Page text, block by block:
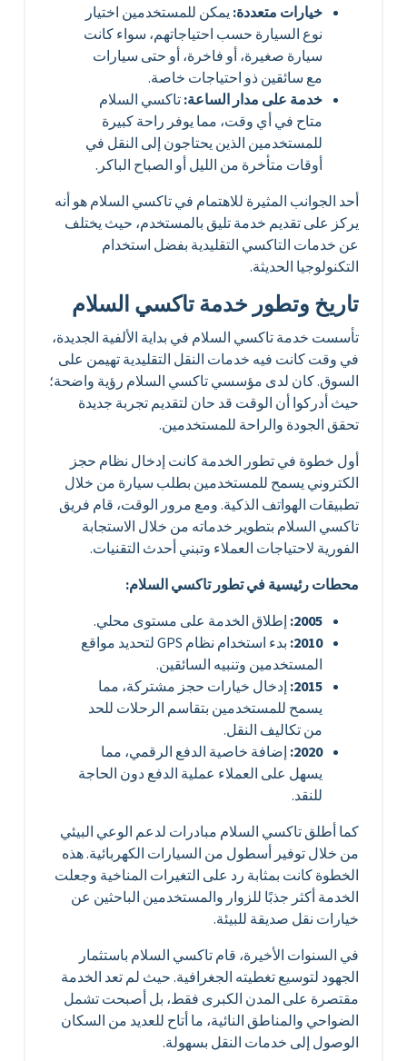
خيارات متعددة:يمكن للمستخدمين اختيار
نوع السيارة حسب احتياجاتهم، سواء كانت
سيارة صغيرة، أو فاخرة، أو حتى سيارات
مع سائقين ذو احتياجات خاصة.
خدمة على مدار الساعة:تاكسي السلام
متاح في أي وقت، مما يوفر راحة كبيرة
للمستخدمين الذين يحتاجون إلى النقل في
أوقات متأخرة من الليل أو الصباح الباكر.
أحد الجوانب المثيرة للاهتمام في تاكسي السلام هو أنه
يركز على تقديم خدمة تليق بالمستخدم، حيث يختلف
عن خدمات التاكسي التقليدية بفضل استخدام
التكنولوجيا الحديثة.
تاريخ وتطور خدمة تاكسي السلام
تأسست خدمة تاكسي السلام في بداية الألفية الجديدة،
في وقت كانت فيه خدمات النقل التقليدية تهيمن على
السوق. كان لدى مؤسسي تاكسي السلام رؤية واضحة؛
حيث أدركوا أن الوقت قد حان لتقديم تجربة جديدة
تحقق الجودة والراحة للمستخدمين.
أول خطوة في تطور الخدمة كانت إدخال نظام حجز
الكتروني يسمح للمستخدمين بطلب سيارة من خلال
تطبيقات الهواتف الذكية. ومع مرور الوقت، قام فريق
تاكسي السلام بتطوير خدماته من خلال الاستجابة
الفورية لاحتياجات العملاء وتبني أحدث التقنيات.
محطات رئيسية في تطور تاكسي السلام:
2005: إطلاق الخدمة على مستوى محلي.
2010:
بدء استخدام نظام GPS لتحديد مواقع
المستخدمين وتنبيه السائقين.
2015: إدخال خيارات حجز مشتركة، مما
يسمح للمستخدمين بتقاسم الرحلات للحد
من تكاليف النقل.
2020: إضافة خاصية الدفع الرقمي، مما
يسهل على العملاء عملية الدفع دون الحاجة
للنقد.
كما أطلق تاكسي السلام مبادرات لدعم الوعي البيئي
من خلال توفير أسطول من السيارات الكهربائية. هذه
الخطوة كانت بمثابة رد على التغيرات المناخية وجعلت
الخدمة أكثر جذبًا للزوار والمستخدمين الباحثين عن
خيارات نقل صديقة للبيئة.
في السنوات الأخيرة، قام تاكسي السلام باستثمار
الجهود لتوسيع تغطيته الجغرافية. حيث لم تعد الخدمة
مقتصرة على المدن الكبرى فقط، بل أصبحت تشمل
الضواحي والمناطق النائية، ما أتاح للعديد من السكان
الوصول إلى خدمات النقل بسهولة.